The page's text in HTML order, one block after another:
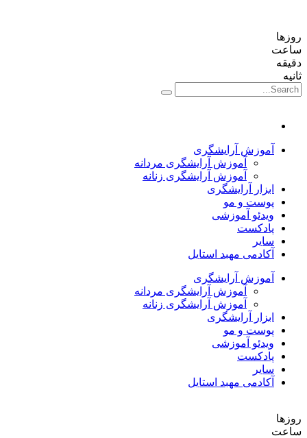
روزها
ساعت‌
دقیقه
ثانیه
آموزش آرایشگری
آموزش آرایشگری مردانه
آموزش آرایشگری زنانه
ابزار آرایشگری
پوست و مو
ویدئو آموزشی
پادکست
سایر
آکادمی مهبد استایل
آموزش آرایشگری
آموزش آرایشگری مردانه
آموزش آرایشگری زنانه
ابزار آرایشگری
پوست و مو
ویدئو آموزشی
پادکست
سایر
آکادمی مهبد استایل
روزها
ساعت‌